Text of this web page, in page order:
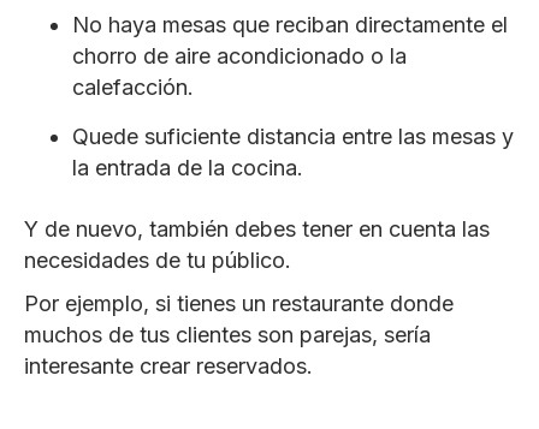
No haya mesas que reciban directamente el
chorro de aire acondicionado o la
calefacción.
Quede suficiente distancia entre las mesas y
la entrada de la cocina.
Y de nuevo, también debes tener en cuenta las
necesidades de tu público.
Por ejemplo, si tienes un restaurante donde
muchos de tus clientes son parejas, sería
interesante crear reservados.